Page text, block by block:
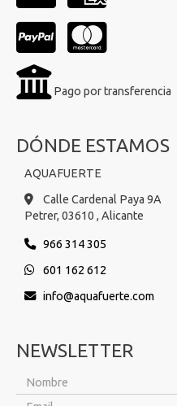
Pago por transferencia
DÓNDE ESTAMOS
AQUAFUERTE
Calle Cardenal Paya 9A
Petrer, 03610 , Alicante
966 314 305
601 162 612
info
aquafuerte.com
NEWSLETTER